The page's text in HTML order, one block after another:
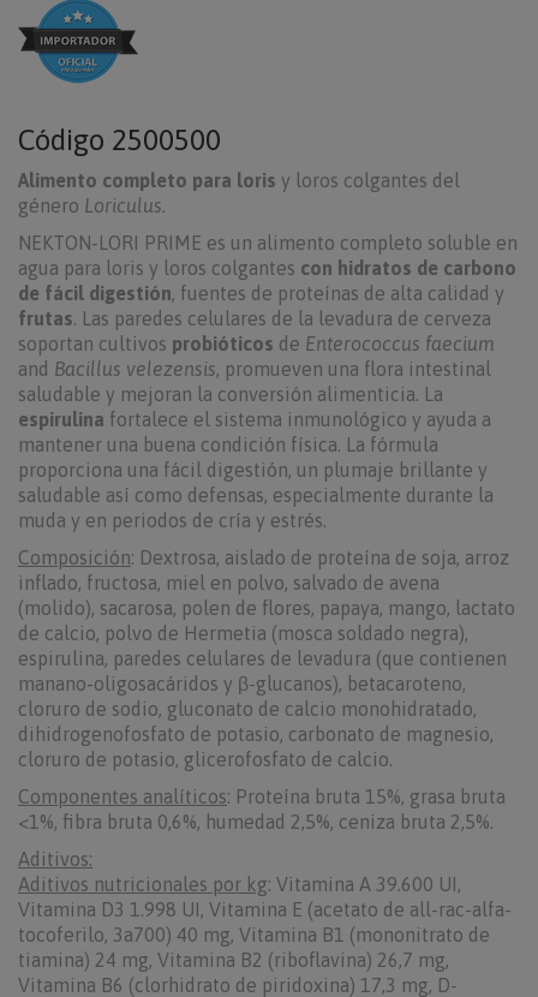
Código 2500500
Alimento completo para loris y loros colgantes del
género Loriculus.
NEKTON-LORI PRIME es un alimento completo soluble en
agua para loris y loros colgantes con hidratos de carbono
de fácil digestión, fuentes de proteínas de alta calidad y
frutas. Las paredes celulares de la levadura de cerveza
soportan cultivos probióticos de Enterococcus faecium
and Bacillus velezensis, promueven una flora intestinal
saludable y mejoran la conversión alimenticia. La
espirulina fortalece el sistema inmunológico y ayuda a
mantener una buena condición física. La fórmula
proporciona una fácil digestión, un plumaje brillante y
saludable así como defensas, especialmente durante la
muda y en periodos de cría y estrés.
Composición: Dextrosa, aislado de proteína de soja, arroz
inflado, fructosa, miel en polvo, salvado de avena
(molido), sacarosa, polen de flores, papaya, mango, lactato
de calcio, polvo de Hermetia (mosca soldado negra),
espirulina, paredes celulares de levadura (que contienen
manano-oligosacáridos y β-glucanos), betacaroteno,
cloruro de sodio, gluconato de calcio monohidratado,
dihidrogenofosfato de potasio, carbonato de magnesio,
cloruro de potasio, glicerofosfato de calcio.
Componentes analíticos: Proteína bruta 15%, grasa bruta
<1%, fibra bruta 0,6%, humedad 2,5%, ceniza bruta 2,5%.
Aditivos:
Aditivos nutricionales por kg: Vitamina A 39.600 UI,
Vitamina D3 1.998 UI, Vitamina E (acetato de all-rac-alfa-
tocoferilo, 3a700) 40 mg, Vitamina B1 (mononitrato de
tiamina) 24 mg, Vitamina B2 (riboflavina) 26,7 mg,
Vitamina B6 (clorhidrato de piridoxina) 17,3 mg, D-